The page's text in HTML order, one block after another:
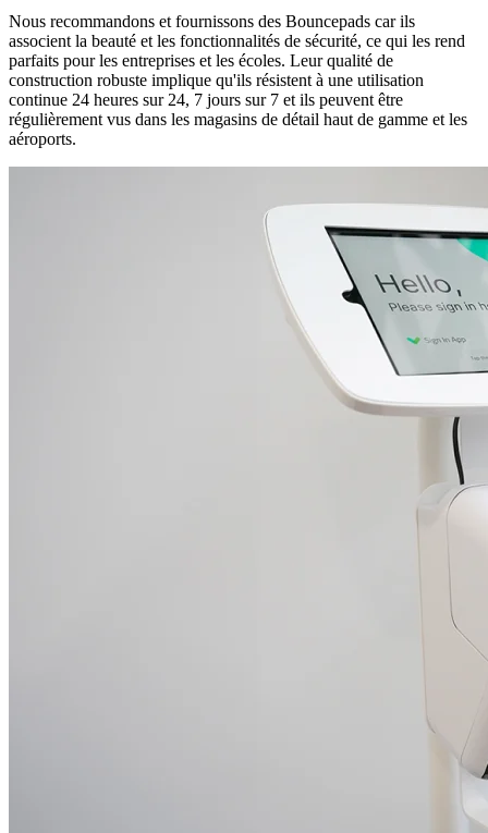
Nous recommandons et fournissons des Bouncepads car ils
associent la beauté et les fonctionnalités de sécurité, ce qui les rend
parfaits pour les entreprises et les écoles. Leur qualité de
construction robuste implique qu'ils résistent à une utilisation
continue 24 heures sur 24, 7 jours sur 7 et ils peuvent être
régulièrement vus dans les magasins de détail haut de gamme et les
aéroports.